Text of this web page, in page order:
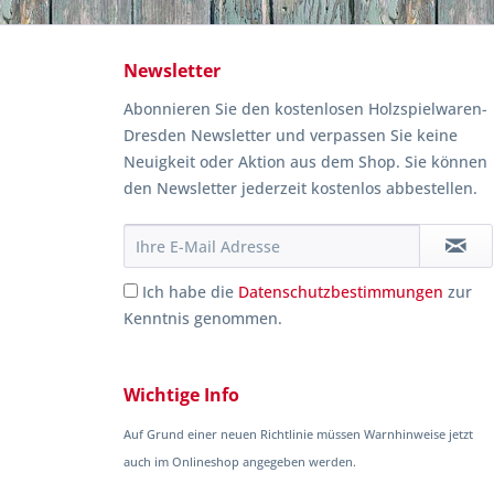
Newsletter
Abonnieren Sie den kostenlosen Holzspielwaren-
Dresden Newsletter und verpassen Sie keine
Neuigkeit oder Aktion aus dem Shop. Sie können
den Newsletter jederzeit kostenlos abbestellen.
Ich habe die Datenschutzbestimmungen zur
Kenntnis genommen.
Wichtige Info
Auf Grund einer neuen Richtlinie müssen Warnhinweise jetzt
auch im Onlineshop angegeben werden.